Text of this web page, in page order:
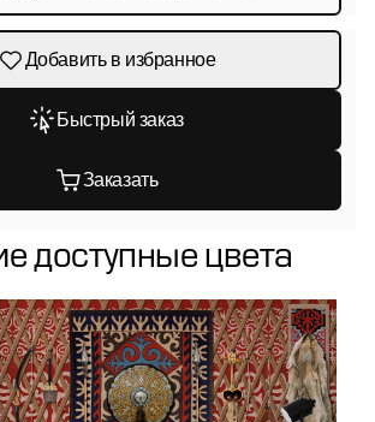
Добавить в избранное
Быстрый заказ
Заказать
доступные цвета